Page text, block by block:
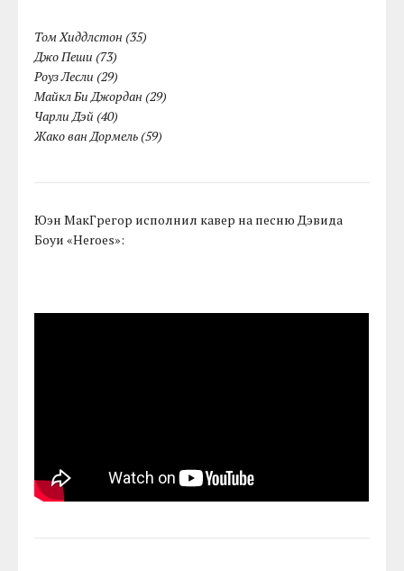
Том Хиддлстон (35)
Джо Пеши (73)
Роуз Лесли (29)
Майкл Би Джордан (29)
Чарли Дэй (40)
Жако ван Дормель (59)
Юэн МакГрегор исполнил кавер на песню Дэвида
Боуи «Heroes»: